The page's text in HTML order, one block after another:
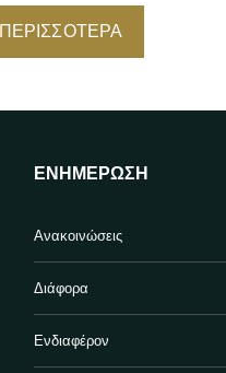
ΠΕΡΙΣΣΌΤΕΡΑ
ΕΝΗΜΈΡΩΣΗ
Ανακοινώσεις
Διάφορα
Ενδιαφέρον